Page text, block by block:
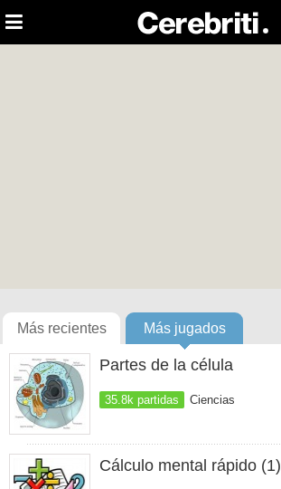
Más recientes Más jugados
Partes de la célula
35.8k partidas Ciencias
Cálculo mental rápido (1)